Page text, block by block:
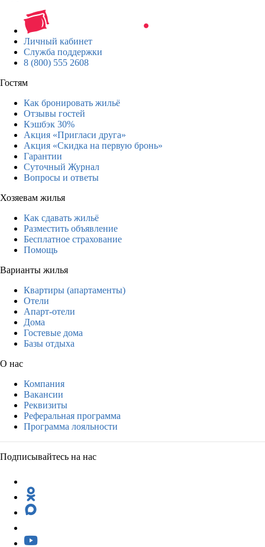
Личный кабинет
Служба поддержки
8 (800) 555 2608
Гостям
Как бронировать жильё
Отзывы гостей
Кэшбэк 30%
Акция «Пригласи друга»
Акция «Скидка на первую бронь»
Гарантии
Суточный Журнал
Вопросы и ответы
Хозяевам жилья
Как сдавать жильё
Разместить объявление
Бесплатное страхование
Помощь
Варианты жилья
Квартиры (апартаменты)
Отели
Апарт-отели
Дома
Гостевые дома
Базы отдыха
О нас
Компания
Вакансии
Реквизиты
Реферальная программа
Программа лояльности
Подписывайтесь на нас